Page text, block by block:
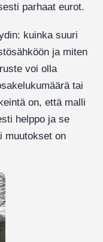
parhaat eurot.
kuinka suuri
ja miten
voi olla
tai
on, että malli
helppo ja se
muutokset on